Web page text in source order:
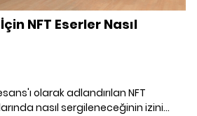
NFT Eserler Nasıl
olarak adlandırılan NFT
nasıl sergileneceğinin izini